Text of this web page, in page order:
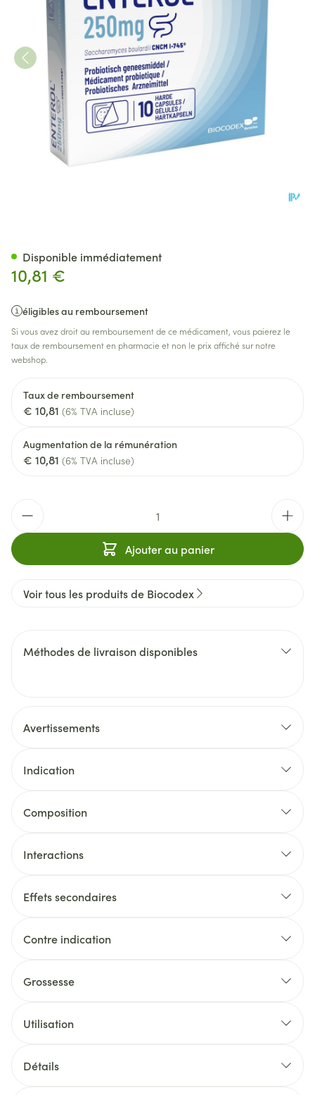
10,81 €
éligibles au remboursement
Si vous avez droit au remboursement de ce médicament, vous paierez le
taux de remboursement en pharmacie et non le prix affiché sur notre
webshop.
Taux de remboursement
€ 10,81 (6% TVA incluse)
Augmentation de la rémunération
€ 10,81 (6% TVA incluse)
Ajouter au panier
Disponible immédiatement
Voir tous les produits de Biocodex
Méthodes de livraison disponibles
Avertissements
Indication
Composition
Interactions
Effets secondaires
Contre indication
Grossesse
Utilisation
Détails